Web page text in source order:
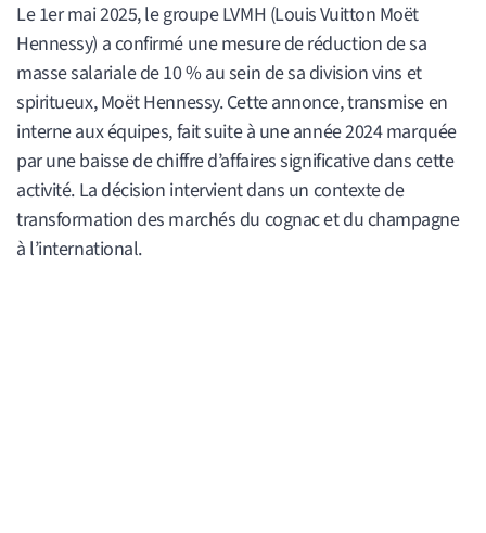
Le 1er mai 2025, le groupe LVMH (Louis Vuitton Moët
Hennessy) a confirmé une mesure de réduction de sa
masse salariale de 10 % au sein de sa division vins et
spiritueux, Moët Hennessy. Cette annonce, transmise en
interne aux équipes, fait suite à une année 2024 marquée
par une baisse de chiffre d’affaires significative dans cette
activité. La décision intervient dans un contexte de
transformation des marchés du cognac et du champagne
à l’international.